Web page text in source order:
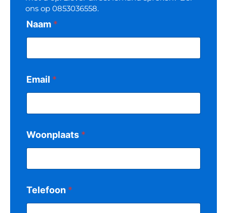
ons op ‪0853036558.
Naam *
Email *
Woonplaats *
Telefoon *